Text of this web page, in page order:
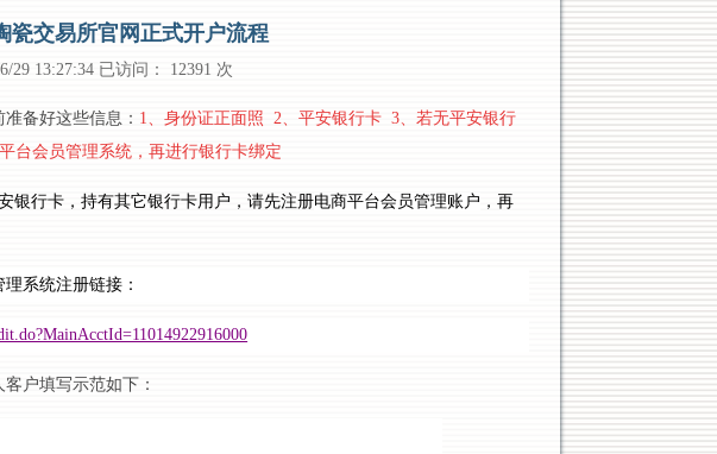
瓷交易所官网正式开户流程
29 13:27:34 已访问： 12391 次
备好这些信息： 1、身份证正面照 2、平安银行卡 3、若无平安银行
台会员管理系统，再进行银行卡绑定
银行卡，持有其它银行卡用户，请先注册电商平台会员管理账户 ，再
理系统注册链接：
户填写示范如下：